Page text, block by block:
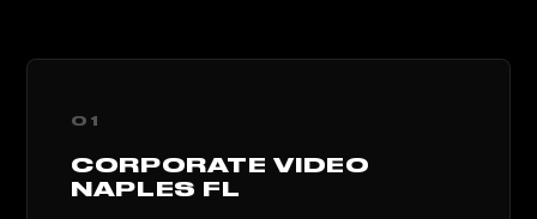
01
CORPORATE VIDEO
NAPLES FL